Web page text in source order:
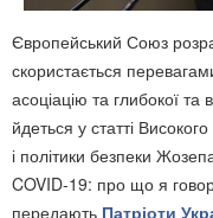
Європейський Союз
скористається
асоціацію та глибокої та
йдеться у статті
і політики безпеки
COVID-19: про що я
передають Патріоти